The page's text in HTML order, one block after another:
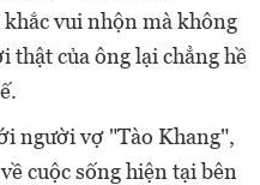
vui nhộn mà không
thật của ông lại chẳng hề
người vợ "Tào Khang",
cuộc sống hiện tại bên